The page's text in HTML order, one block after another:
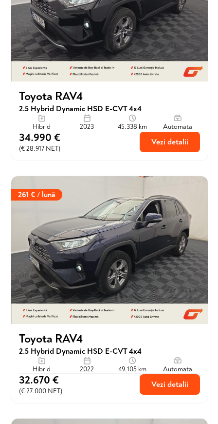
Toyota RAV4
2.5 Hybrid Dynamic HSD E-CVT 4x4
Hibrid 2023 45.338 km Automata
34.990 €
(€ 28.917 NET)
Vezi detalii
261 € / lună
Toyota RAV4
2.5 Hybrid Dynamic HSD E-CVT 4x4
Hibrid 2022 49.105 km Automata
32.670 €
(€ 27.000 NET)
Vezi detalii